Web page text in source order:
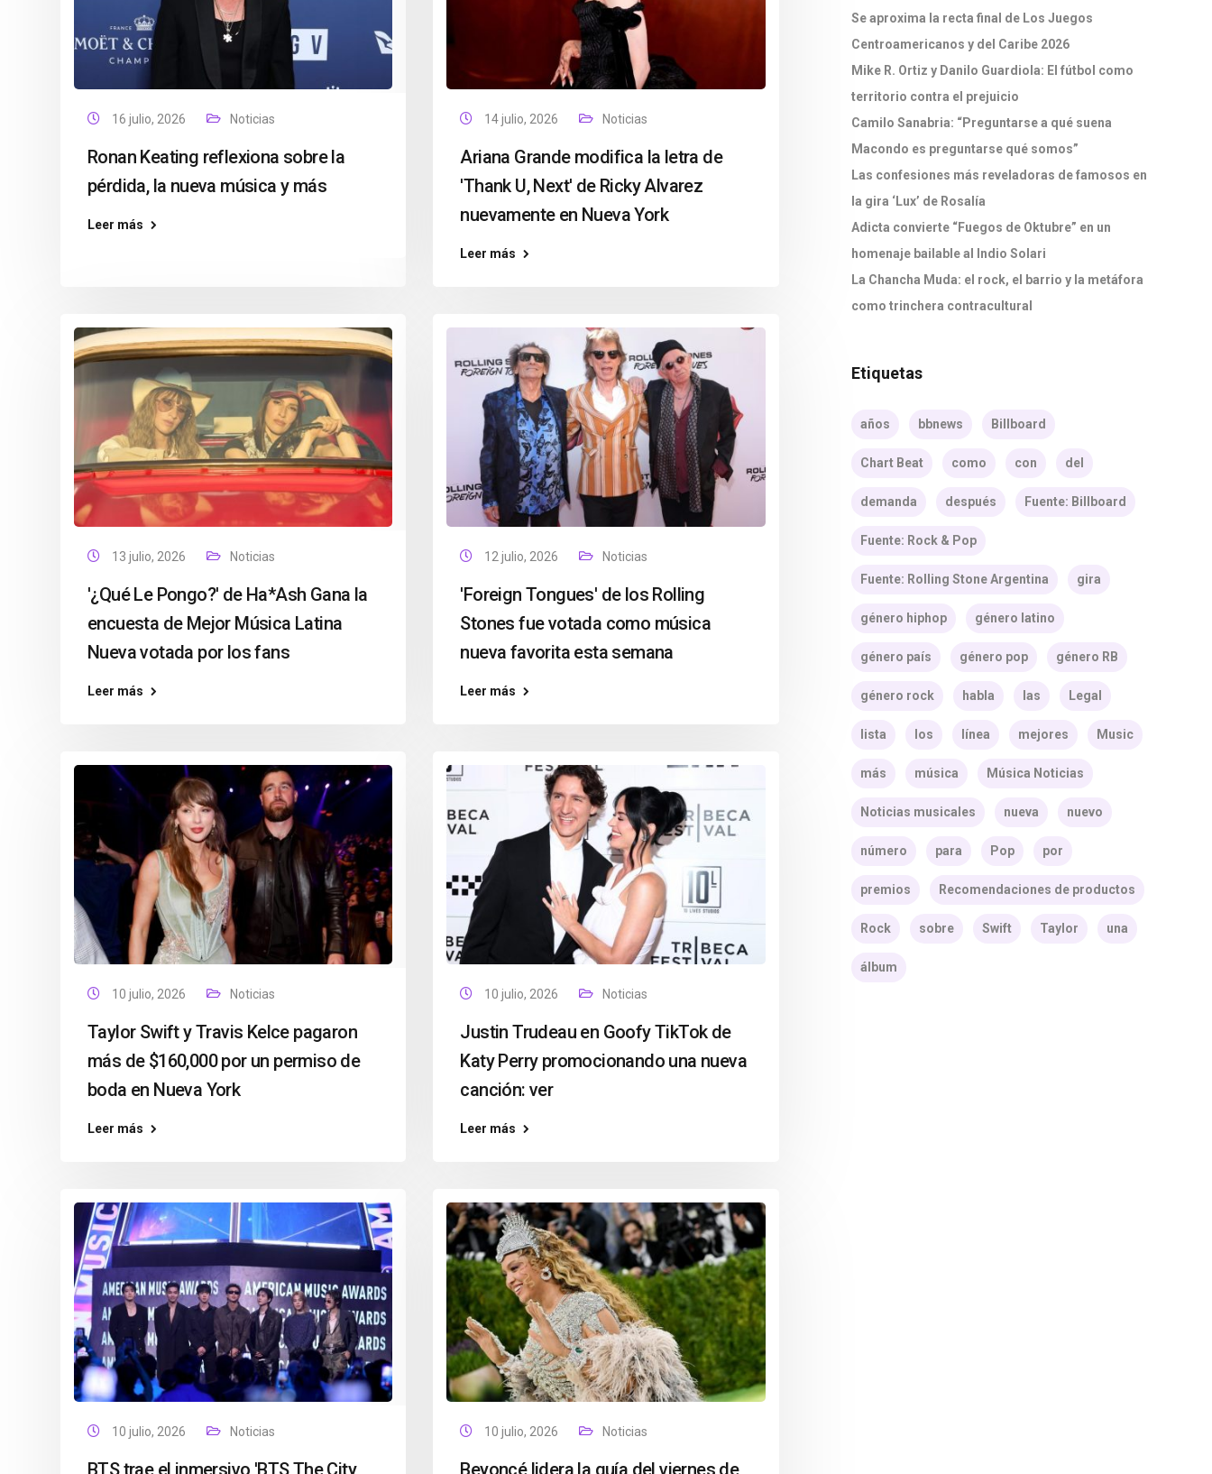
16 julio, 2026 Noticias
Ronan Keating reflexiona sobre la
pérdida, la nueva música y más
Leer más
14 julio, 2026 Noticias
Ariana Grande modifica la letra de
'Thank U, Next' de Ricky Alvarez
nuevamente en Nueva York
Leer más
13 julio, 2026 Noticias
'¿Qué Le Pongo?' de Ha*Ash Gana la
encuesta de Mejor Música Latina
Nueva votada por los fans
Leer más
12 julio, 2026 Noticias
'Foreign Tongues' de los Rolling
Stones fue votada como música
nueva favorita esta semana
Leer más
10 julio, 2026 Noticias
Taylor Swift y Travis Kelce pagaron
más de $160,000 por un permiso de
boda en Nueva York
Leer más
10 julio, 2026 Noticias
Justin Trudeau en Goofy TikTok de
Katy Perry promocionando una nueva
canción: ver
Leer más
10 julio, 2026 Noticias
BTS trae el inmersivo 'BTS The City
10 julio, 2026 Noticias
Beyoncé lidera la guía del viernes de
Se aproxima la recta final de Los Juegos
Centroamericanos y del Caribe 2026
Mike R. Ortiz y Danilo Guardiola: El fútbol como
territorio contra el prejuicio
Camilo Sanabria: “Preguntarse a qué suena
Macondo es preguntarse qué somos”
Las confesiones más reveladoras de famosos en
la gira ‘Lux’ de Rosalía
Adicta convierte “Fuegos de Oktubre” en un
homenaje bailable al Indio Solari
La Chancha Muda: el rock, el barrio y la metáfora
como trinchera contracultural
Etiquetas
años bbnews Billboard
Chart Beat como con del
demanda después Fuente: Billboard
Fuente: Rock & Pop
Fuente: Rolling Stone Argentina gira
género hiphop género latino
género país género pop género RB
género rock habla las Legal
lista los línea mejores Music
más música Música Noticias
Noticias musicales nueva nuevo
número para Pop por
premios Recomendaciones de productos
Rock sobre Swift Taylor una
álbum